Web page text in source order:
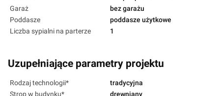
Garaż
bez garażu
Poddasze
poddasze użytkowe
Liczba sypialni na parterze
1
Uzupełniające parametry projektu
Rodzaj technologii*
tradycyjna
Strop w budynku*
drewniany